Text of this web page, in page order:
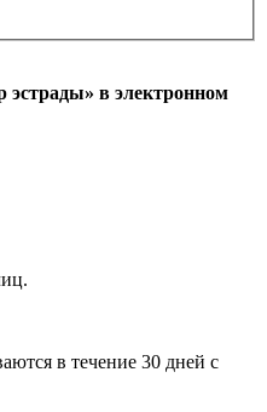
эстрады» в электронном
в течение 30 дней с